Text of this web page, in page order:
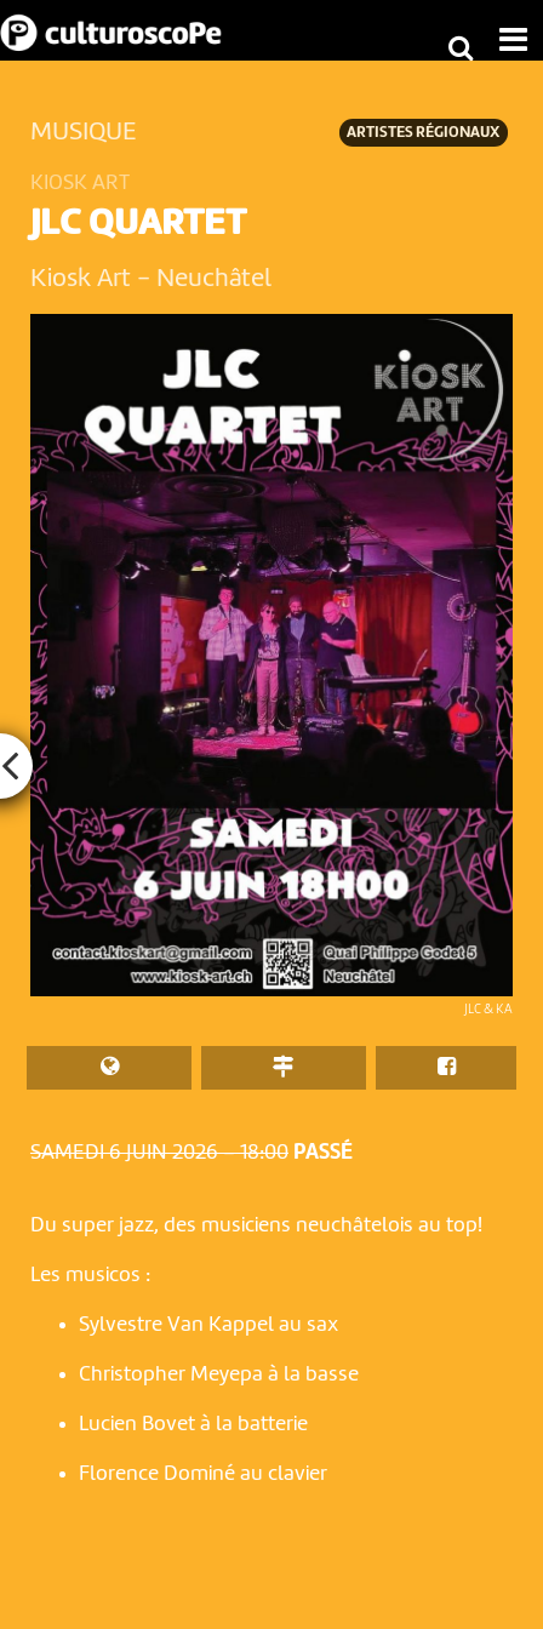
NOUS UTILISONS DES COOKIES
En poursuivant votre navigation sur le culturoscoPe site vous
SAMEDI 6 JUIN 2026 – 18:00 PASSÉ
JLC & KA
ARTISTES RÉGIONAUX
MUSIQUE
KIOSK ART
JLC QUARTET
Kiosk Art - Neuchâtel
Du super jazz, des musiciens neuchâtelois au top!
Les musicos :
Sylvestre Van Kappel au sax
Christopher Meyepa à la basse
Lucien Bovet à la batterie
Florence Dominé au clavier